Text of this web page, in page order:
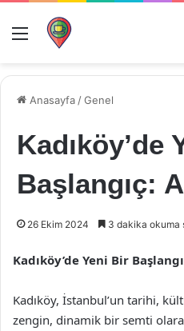
Menü
Anasayfa /Genel
Kadıköy’de
Başlangıç:
26 Ekim 2024 3 dakika okuma
Kadıköy’de Yeni Bir
Kadıköy, İstanbul’un tarihi,
zengin, dinamik bir semti